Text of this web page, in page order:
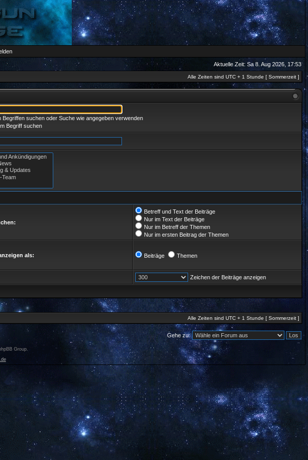
Aktuelle Zeit: Sa 8. Aug 2026, 17:53
Alle Zeiten sind UTC + 1 Stunde [ Sommerzeit ]
Begriffen suchen oder Suche wie angegeben verwenden
Begriff suchen
Betreff und Text der Beiträge
Nur im Text der Beiträge
Nur im Betreff der Themen
Nur im ersten Beitrag der Themen
als: Beiträge Themen
Zeichen der Beiträge anzeigen
Alle Zeiten sind UTC + 1 Stunde [ Sommerzeit ]
Gehe zu:
Group.